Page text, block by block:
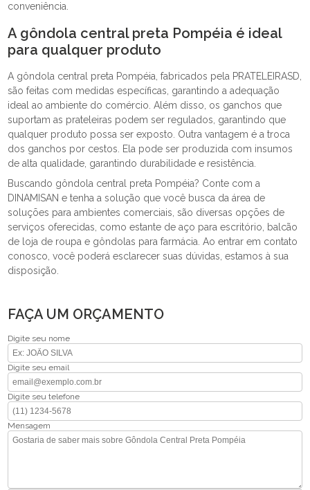
conveniência.
A gôndola central preta Pompéia é ideal
para qualquer produto
A gôndola central preta Pompéia, fabricados pela PRATELEIRASD,
são feitas com medidas específicas, garantindo a adequação
ideal ao ambiente do comércio. Além disso, os ganchos que
suportam as prateleiras podem ser regulados, garantindo que
qualquer produto possa ser exposto. Outra vantagem é a troca
dos ganchos por cestos. Ela pode ser produzida com insumos
de alta qualidade, garantindo durabilidade e resistência.
Buscando gôndola central preta Pompéia? Conte com a
DINAMISAN e tenha a solução que você busca da área de
soluções para ambientes comerciais, são diversas opções de
serviços oferecidas, como estante de aço para escritório, balcão
de loja de roupa e gôndolas para farmácia. Ao entrar em contato
conosco, você poderá esclarecer suas dúvidas, estamos à sua
disposição.
FAÇA UM ORÇAMENTO
Digite seu nome
Digite seu email
Digite seu telefone
Mensagem